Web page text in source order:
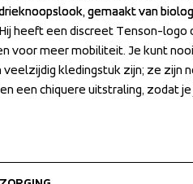
gemaakt van
heeft een discreet Tenson-logo
voor meer mobiliteit. Je kunt
kledingstuk zijn; ze zijn
een chiquere uitstraling, zodat
gemaakt van
heeft een discreet Tenson-logo
voor meer mobiliteit. Je kunt
kledingstuk zijn; ze zijn
een chiquere uitstraling, zodat